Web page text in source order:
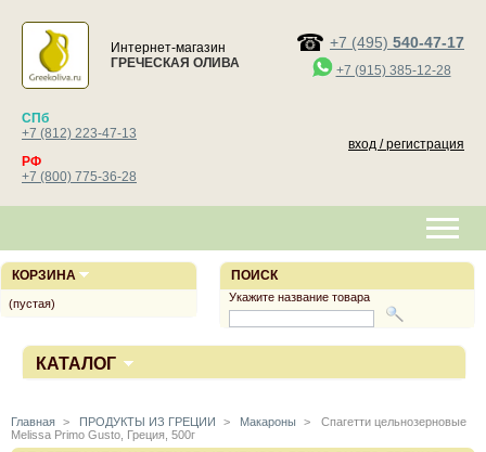
Интернет-магазин
ГРЕЧЕСКАЯ ОЛИВА
+7 (495) 540-47-17
+7 (915) 385-12-28
СПб
+7 (812) 223-47-13
РФ
+7 (800) 775-36-28
вход / регистрация
КАТАЛОГ
Главная > ПРОДУКТЫ ИЗ ГРЕЦИИ > Макароны >
Спагетти цельнозерновые
Melissa Primo Gusto, Греция, 500г
ПОИСК
Укажите название товара
КОРЗИНА
(пустая)